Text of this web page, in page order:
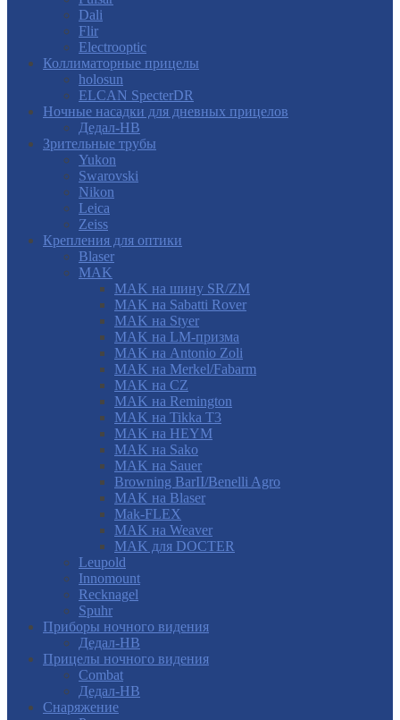
Dali
Flir
Electrooptic
Коллиматорные прицелы
holosun
ELCAN SpecterDR
Ночные насадки для дневных прицелов
Дедал-НВ
Зрительные трубы
Yukon
Swarovski
Nikon
Leica
Zeiss
Крепления для оптики
Blaser
MAK
MAK на шину SR/ZM
MAK на Sabatti Rover
MAK на Styer
MAK на LM-призма
MAK на Antonio Zoli
MAK на Merkel/Fabarm
MAK на CZ
MAK на Remington
MAK на Tikka T3
MAK на HEYM
MAK на Sako
MAK на Sauer
Browning BarII/Benelli Agro
MAK на Blaser
Mak-FLEX
MAK на Weaver
MAK для DOCTER
Leupold
Innomount
Recknagel
Spuhr
Приборы ночного видения
Дедал-НВ
Прицелы ночного видения
Combat
Дедал-НВ
Снаряжение